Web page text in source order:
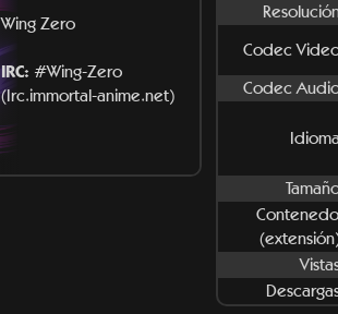
Wing Zero
IRC: #Wing-Zero
(Irc.immortal-anime.net)
Codec
Codec